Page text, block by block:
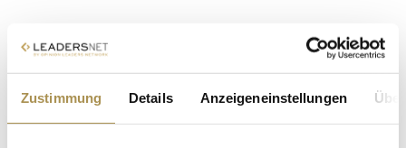
Zustimmung Details Anzeigeneinstellungen